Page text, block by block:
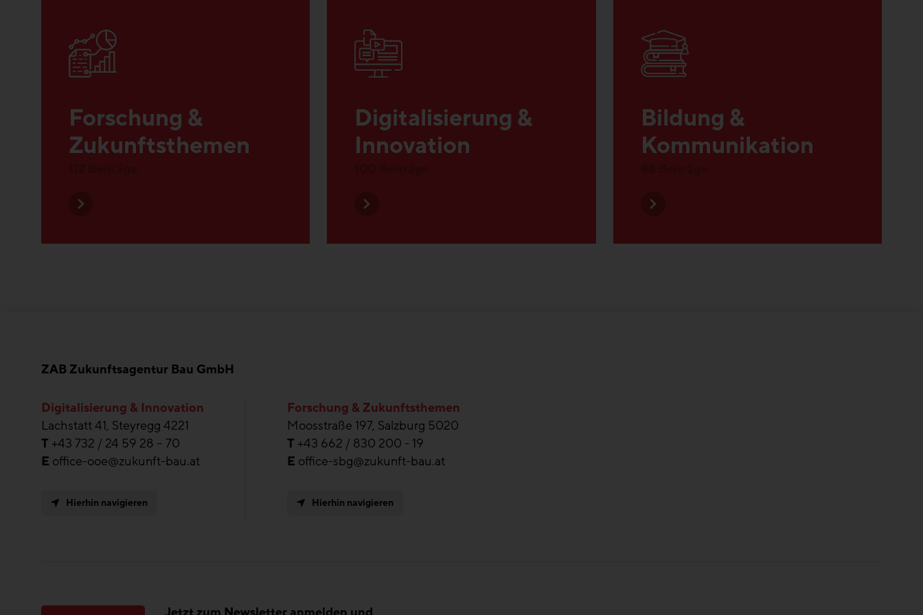
Forschung &
Zukunftsthemen
Digitalisierung &
Innovation
Bildung &
Kommunikation
ZAB Zukunftsagentur Bau GmbH
Digitalisierung & Innovation
Lachstatt 41, Steyregg 4221
T +43 732 / 24 59 28 – 70
E office-ooe@zukunft-bau.at
Hierhin navigieren
Forschung & Zukunftsthemen
Moosstraße 197, Salzburg 5020
T +43 662 / 830 200 - 19
E office-sbg@zukunft-bau.at
Hierhin navigieren